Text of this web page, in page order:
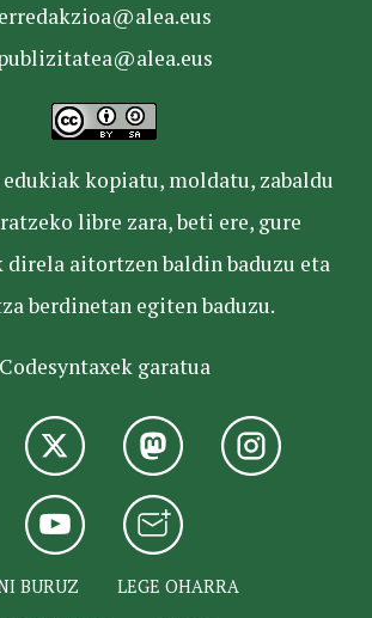
erredakzioa@alea.eus
kopiatu, moldatu, zabaldu
libre zara, beti ere, gure
direla aitortzen baldin baduzu eta
berdinetan egiten baduzu.
Codesyntaxek garatua
BURUZ
LEGE OHARRA